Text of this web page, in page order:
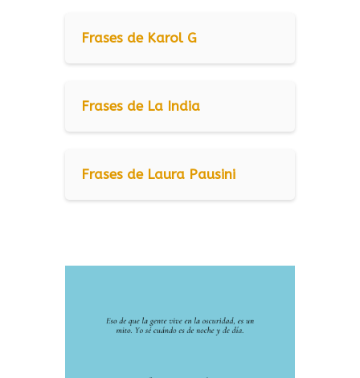
Frases de Karol G
Frases de La India
Frases de Laura Pausini